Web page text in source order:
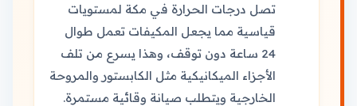
تصل درجات الحرارة في مكة لمستويات
قياسية مما يجعل المكيفات تعمل طوال
24 ساعة دون توقف، وهذا يسرع من تلف
الأجزاء الميكانيكية مثل الكابستور والمروحة
الخارجية ويتطلب صيانة وقائية مستمرة.